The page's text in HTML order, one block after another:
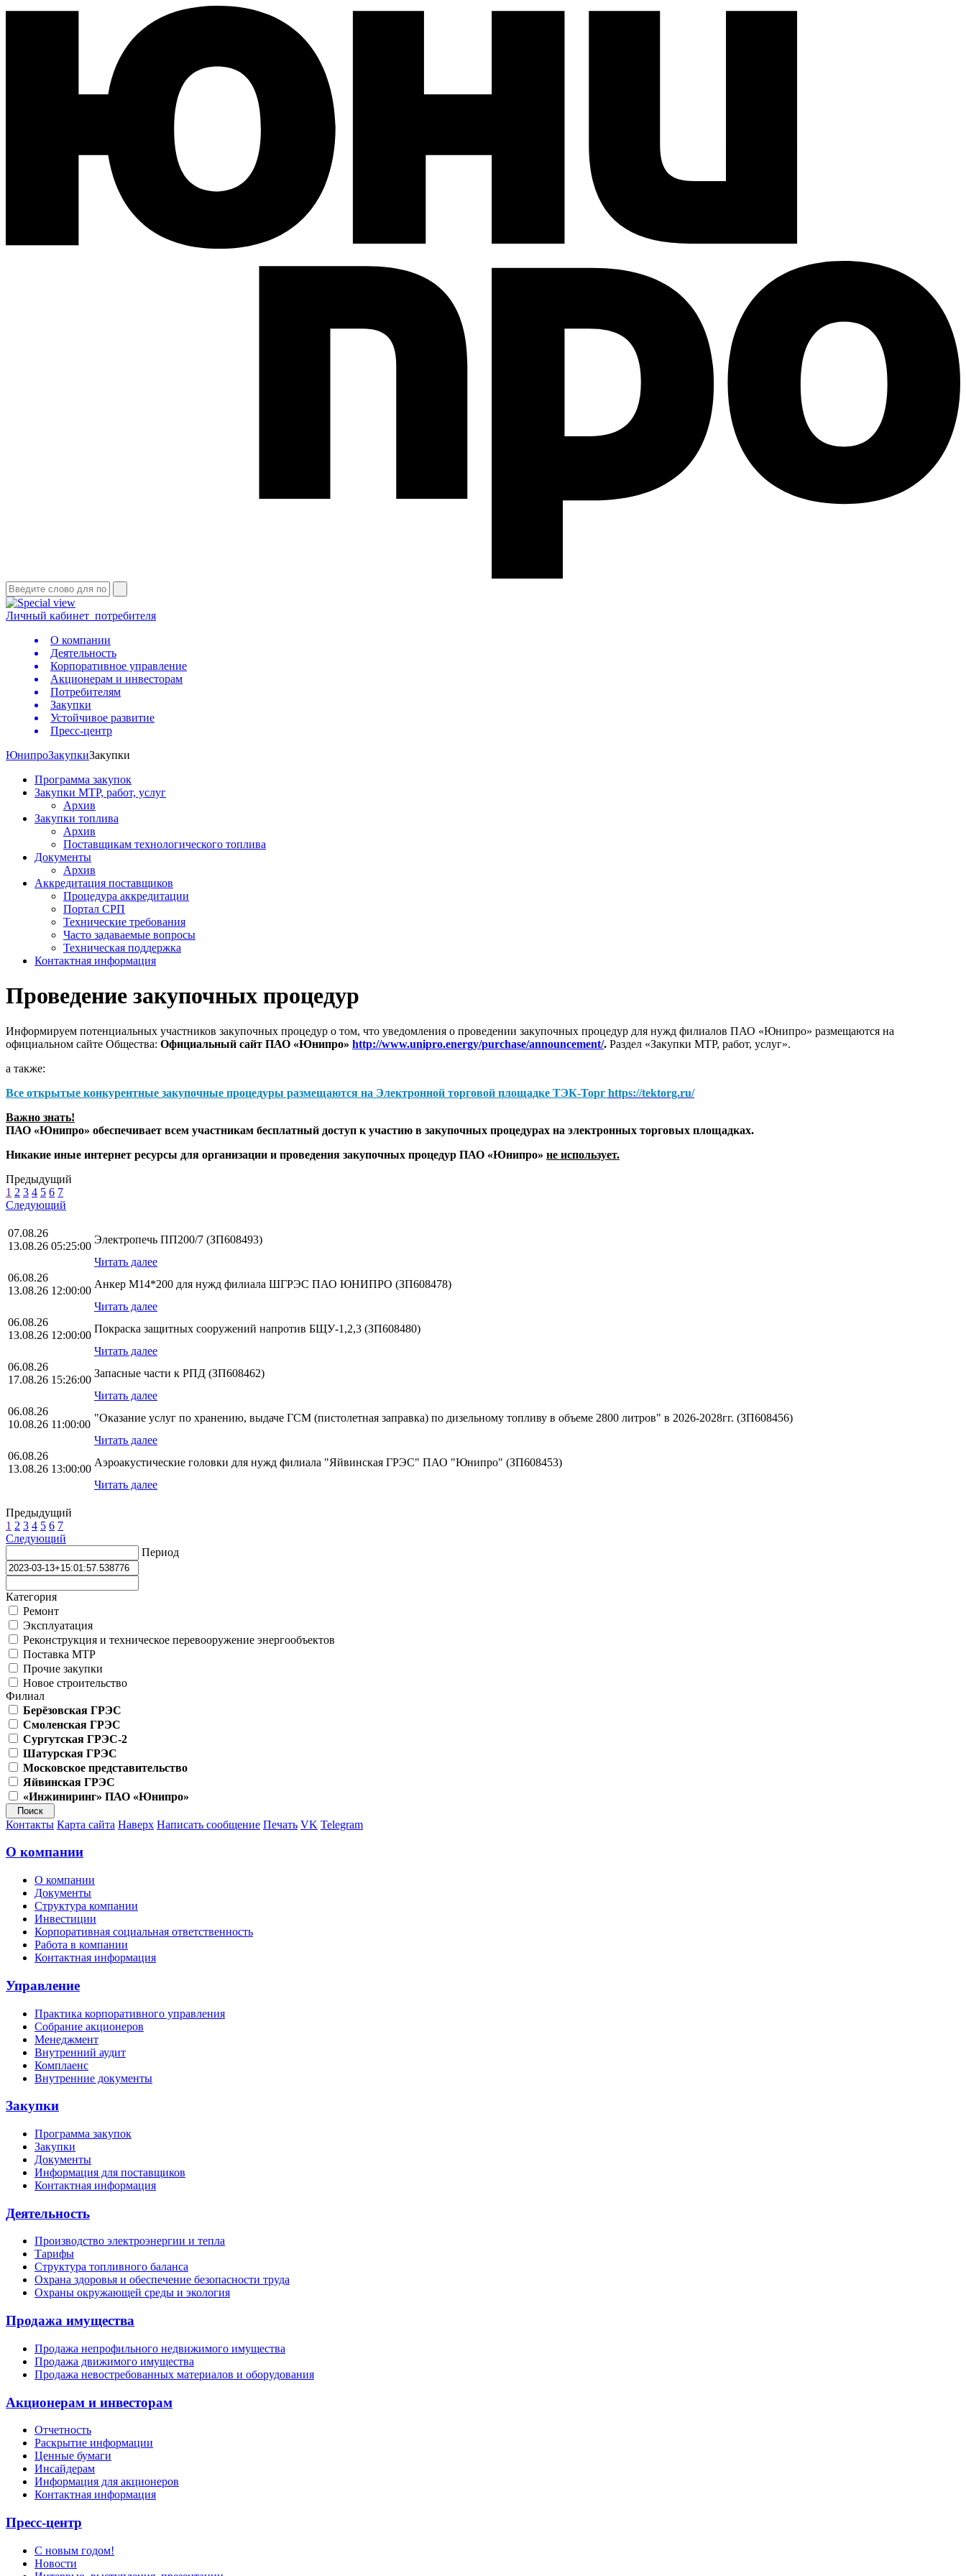
Личный кабинет потребителя
О компании
Деятельность
Корпоративное управление
Акционерам и инвесторам
Потребителям
Закупки
Устойчивое развитие
Пресс-центр
ЮнипроЗакупкиЗакупки
Программа закупок
Закупки МТР, работ, услуг
Архив
Закупки топлива
Архив
Поставщикам технологического топлива
Документы
Архив
Аккредитация поставщиков
Процедура аккредитации
Портал СРП
Технические требования
Часто задаваемые вопросы
Техническая поддержка
Контактная информация
Проведение закупочных процедур
Информируем потенциальных участников закупочных процедур о том, что уведомления о проведении закупочных процедур для нужд филиалов ПАО «Юнипро» размещаются на
официальном сайте Общества: Официальный сайт ПАО «Юнипро» http://www.unipro.energy/purchase/announcement/. Раздел «Закупки МТР, работ, услуг».
а также:
Все открытые конкурентные закупочные процедуры размещаются на Электронной торговой площадке ТЭК-Торг https://tektorg.ru/
Важно знать!
ПАО «Юнипро» обеспечивает всем участникам бесплатный доступ к участию в закупочных процедурах на электронных торговых площадках.
Никакие иные интернет ресурсы для организации и проведения закупочных процедур ПАО «Юнипро» не использует.
Предыдущий
1 2 3 4 5 6 7
Следующий
07.08.26
13.08.26 05:25:00
Электропечь ПП200/7 (ЗП608493)
Читать далее
06.08.26
13.08.26 12:00:00
Анкер М14*200 для нужд филиала ШГРЭС ПАО ЮНИПРО (ЗП608478)
Читать далее
06.08.26
13.08.26 12:00:00
Покраска защитных сооружений напротив БЩУ-1,2,3 (ЗП608480)
Читать далее
06.08.26
17.08.26 15:26:00
Запасные части к РПД (ЗП608462)
Читать далее
06.08.26
10.08.26 11:00:00
"Оказание услуг по хранению, выдаче ГСМ (пистолетная заправка) по дизельному топливу в объеме 2800 литров" в 2026-2028гг. (ЗП608456)
Читать далее
06.08.26
13.08.26 13:00:00
Аэроакустические головки для нужд филиала "Яйвинская ГРЭС" ПАО "Юнипро" (ЗП608453)
Читать далее
Предыдущий
1 2 3 4 5 6 7
Следующий
Период
Категория
Ремонт
Эксплуатация
Реконструкция и техническое перевооружение энергообъектов
Поставка МТР
Прочие закупки
Новое строительство
Филиал
Берёзовская ГРЭС
Смоленская ГРЭС
Сургутская ГРЭС-2
Шатурская ГРЭС
Московское представительство
Яйвинская ГРЭС
«Инжиниринг» ПАО «Юнипро»
Контакты Карта сайта Наверх Написать сообщение Печать VK Telegram
О компании
О компании
Документы
Структура компании
Инвестиции
Корпоративная социальная ответственность
Работа в компании
Контактная информация
Управление
Практика корпоративного управления
Собрание акционеров
Менеджмент
Внутренний аудит
Комплаенс
Внутренние документы
Закупки
Программа закупок
Закупки
Документы
Информация для поставщиков
Контактная информация
Деятельность
Производство электроэнергии и тепла
Тарифы
Структура топливного баланса
Охрана здоровья и обеспечение безопасности труда
Охраны окружающей среды и экология
Продажа имущества
Продажа непрофильного недвижимого имущества
Продажа движимого имущества
Продажа невостребованных материалов и оборудования
Акционерам и инвесторам
Отчетность
Раскрытие информации
Ценные бумаги
Инсайдерам
Информация для акционеров
Контактная информация
Пресс-центр
С новым годом!
Новости